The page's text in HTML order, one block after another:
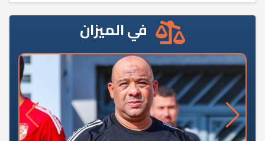
في الميزان